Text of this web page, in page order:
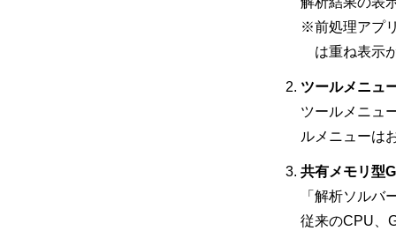
※前処理アプ
は重ね表示
ツールメニュ
ツールメニュ
ルメニューは
共有メモリ型
「解析ソル
従来のCPU、